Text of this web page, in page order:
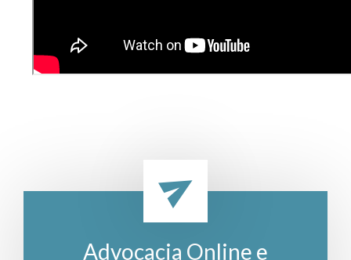
Advocacia Online e